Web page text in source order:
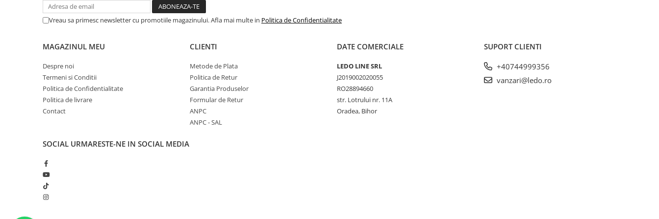
Vreau sa primesc newsletter cu promotiile magazinului. Afla mai multe in Politica de Confidentialitate
MAGAZINUL MEU
Despre noi
Termeni si Conditii
Politica de Confidentialitate
Politica de livrare
Contact
CLIENTI
Metode de Plata
Politica de Retur
Garantia Produselor
Formular de Retur
ANPC
ANPC - SAL
DATE COMERCIALE
LEDO LINE SRL
J2019002020055
RO28894660
str. Lotrului nr. 11A
Oradea, Bihor
SUPORT CLIENTI
+40744999356
vanzari@ledo.ro
SOCIAL URMARESTE-NE IN SOCIAL MEDIA